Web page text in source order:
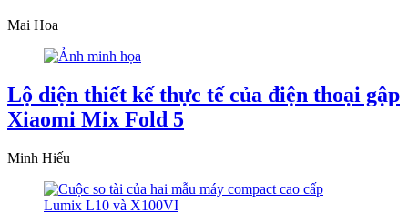
Mai Hoa
Lộ diện thiết kế thực tế của điện thoại gập
Xiaomi Mix Fold 5
Minh Hiếu